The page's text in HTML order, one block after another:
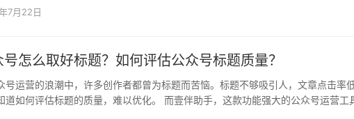
7月22日
号怎么取好标题？如何评估公众号标题质量？
号运营的浪潮中，许多创作者都曾为标题而苦恼。标题不够吸引人，文章点击率
道如何评估标题的质量，难以优化。 而壹伴助手，这款功能强大的公众号运营工